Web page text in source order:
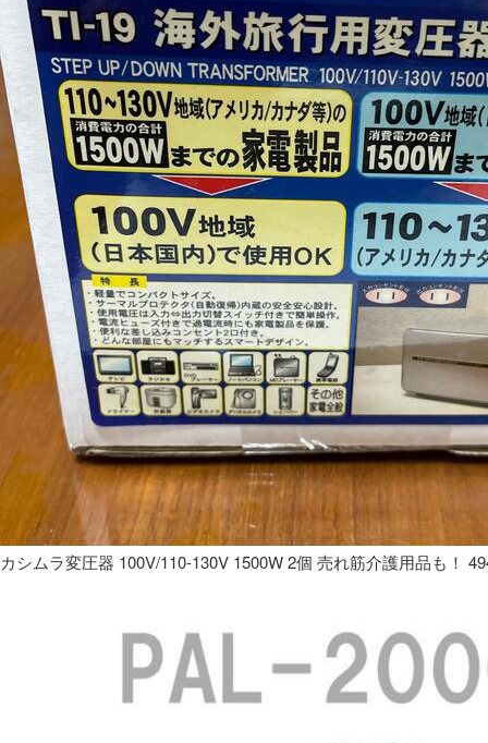
カシムラ変圧器 100V/110-130V 1500W 2個 売れ筋介護用品も！